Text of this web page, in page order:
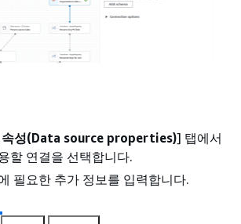
속성(Data source properties)] 탭에서
할 연결을 선택합니다.
필요한 추가 정보를 입력합니다.